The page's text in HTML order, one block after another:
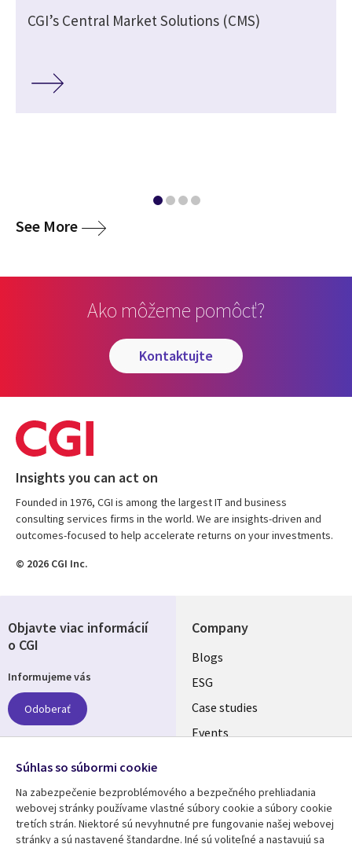
CGI’s Central Market Solutions (CMS)
See Moremedia
Ako môžeme pomôcť?
kontaktujte
Insights you can act on
Founded in 1976, CGI is among the largest IT and business
consulting services firms in the world. We are insights-driven and
outcomes-focused to help accelerate returns on your investments.
© 2026 CGI Inc.
Company
Useful
links
SLOVAKIA
Blogs
ESG
Case studies
Events
Objavte viac informácií
o CGI
Informujeme vás
Odoberať
Follow us
Social
Media
SLOVAKIA
Súhlas so súbormi cookie
Na zabezpečenie bezproblémového a bezpečného prehliadania
webovej stránky používame vlastné súbory cookie a súbory cookie
tretích strán. Niektoré sú nevyhnutné pre fungovanie našej webovej
stránky a sú nastavené štandardne. Iné sú voliteľné a nastavujú sa